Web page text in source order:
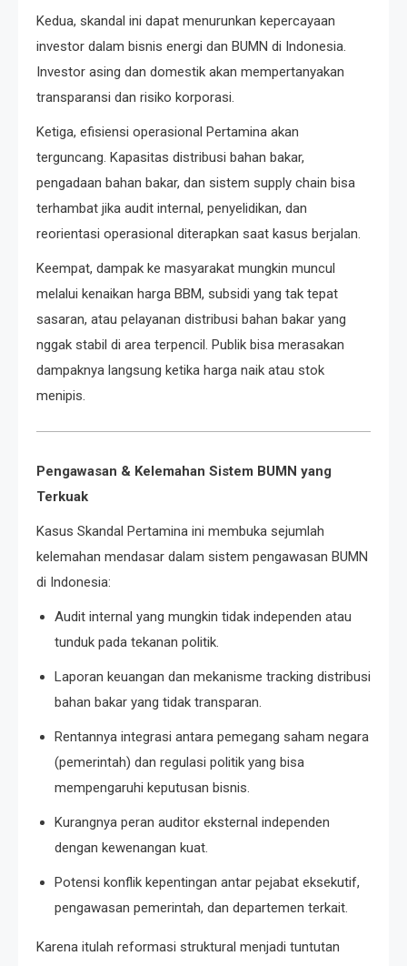
Kedua, skandal ini dapat menurunkan kepercayaan
investor dalam bisnis energi dan BUMN di Indonesia.
Investor asing dan domestik akan mempertanyakan
transparansi dan risiko korporasi.
Ketiga, efisiensi operasional Pertamina akan
terguncang. Kapasitas distribusi bahan bakar,
pengadaan bahan bakar, dan sistem supply chain bisa
terhambat jika audit internal, penyelidikan, dan
reorientasi operasional diterapkan saat kasus berjalan.
Keempat, dampak ke masyarakat mungkin muncul
melalui kenaikan harga BBM, subsidi yang tak tepat
sasaran, atau pelayanan distribusi bahan bakar yang
nggak stabil di area terpencil. Publik bisa merasakan
dampaknya langsung ketika harga naik atau stok
menipis.
Pengawasan & Kelemahan Sistem BUMN yang
Terkuak
Kasus Skandal Pertamina ini membuka sejumlah
kelemahan mendasar dalam sistem pengawasan BUMN
di Indonesia:
Audit internal yang mungkin tidak independen atau
tunduk pada tekanan politik.
Laporan keuangan dan mekanisme tracking distribusi
bahan bakar yang tidak transparan.
Rentannya integrasi antara pemegang saham negara
(pemerintah) dan regulasi politik yang bisa
mempengaruhi keputusan bisnis.
Kurangnya peran auditor eksternal independen
dengan kewenangan kuat.
Potensi konflik kepentingan antar pejabat eksekutif,
pengawasan pemerintah, dan departemen terkait.
Karena itulah reformasi struktural menjadi tuntutan